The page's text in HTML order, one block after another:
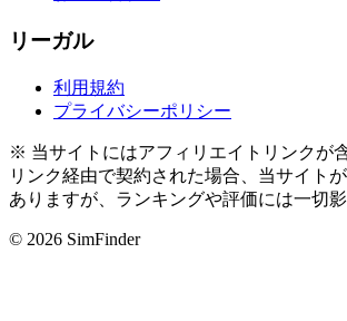
リーガル
利用規約
プライバシーポリシー
※ 当サイトにはアフィリエイトリンクが
リンク経由で契約された場合、当サイト
ありますが、ランキングや評価には一切影
© 2026 SimFinder